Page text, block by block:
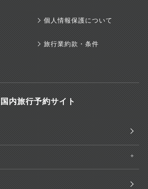
個人情報保護について
旅行業約款・条件
国内旅行予約サイト